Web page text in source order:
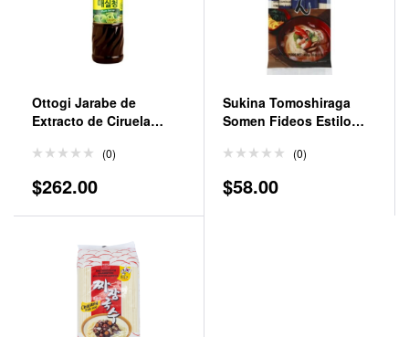
Ottogi Jarabe de
Extracto de Ciruela
(0)
$262.00
Sukina Tomoshiraga
Somen Fideos Estilo
(0)
$58.00